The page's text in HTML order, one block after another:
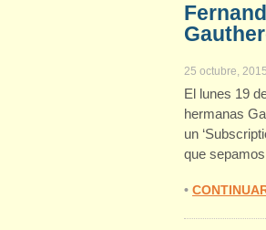
25 octubre, 2015
El lunes 19
hermanas
un
que
•